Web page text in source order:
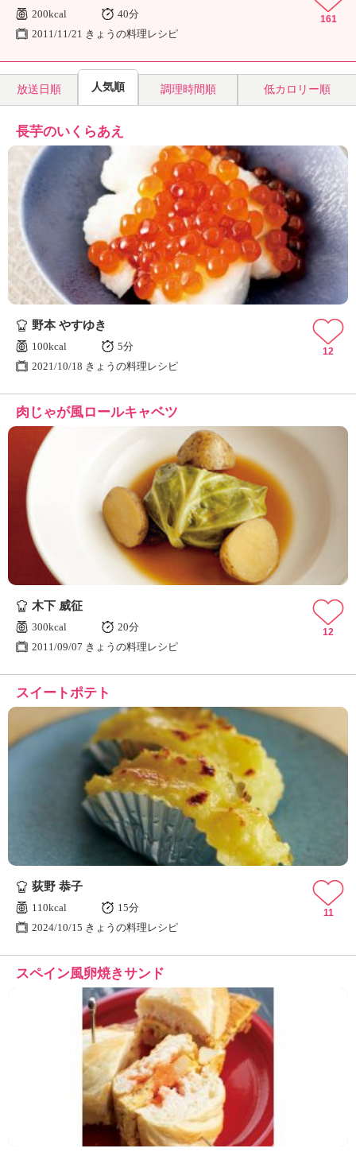
200kcal
40分
2011/11/21 きょうの料理レシピ
161
放送日順 人気順 調理時間順 低カロリー順
長芋のいくらあえ
野本 やすゆき
100kcal
5分
2021/10/18 きょうの料理レシピ
12
肉じゃが風ロールキャベツ
木下 威征
300kcal
20分
2011/09/07 きょうの料理レシピ
12
スイートポテト
荻野 恭子
110kcal
15分
2024/10/15 きょうの料理レシピ
11
スペイン風卵焼きサンド